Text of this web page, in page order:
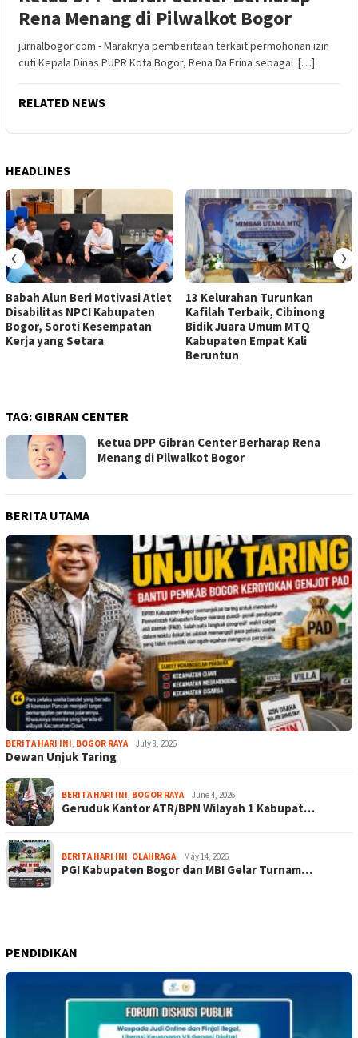
Rena Menang di Pilwalkot Bogor
jurnalbogor.com - Maraknya pemberitaan terkait permohonan izin
cuti Kepala Dinas PUPR Kota Bogor, Rena Da Frina sebagai […]
RELATED NEWS
HEADLINES
Babah Alun Beri Motivasi Atlet
Disabilitas NPCI Kabupaten
Bogor, Soroti Kesempatan
Kerja yang Setara
13 Kelurahan Turunkan
Kafilah Terbaik, Cibinong
Bidik Juara Umum MTQ
Kabupaten Empat Kali
Beruntun
‹ ›
TAG: GIBRAN CENTER
Ketua DPP Gibran Center Berharap Rena
Menang di Pilwalkot Bogor
BERITA UTAMA
BERITA HARI INI, BOGOR RAYA July 8, 2026
Dewan Unjuk Taring
BERITA HARI INI, BOGOR RAYA June 4, 2026
Geruduk Kantor ATR/BPN Wilayah 1 Kabupat…
BERITA HARI INI, OLAHRAGA May 14, 2026
PGI Kabupaten Bogor dan MBI Gelar Turnam…
PENDIDIKAN